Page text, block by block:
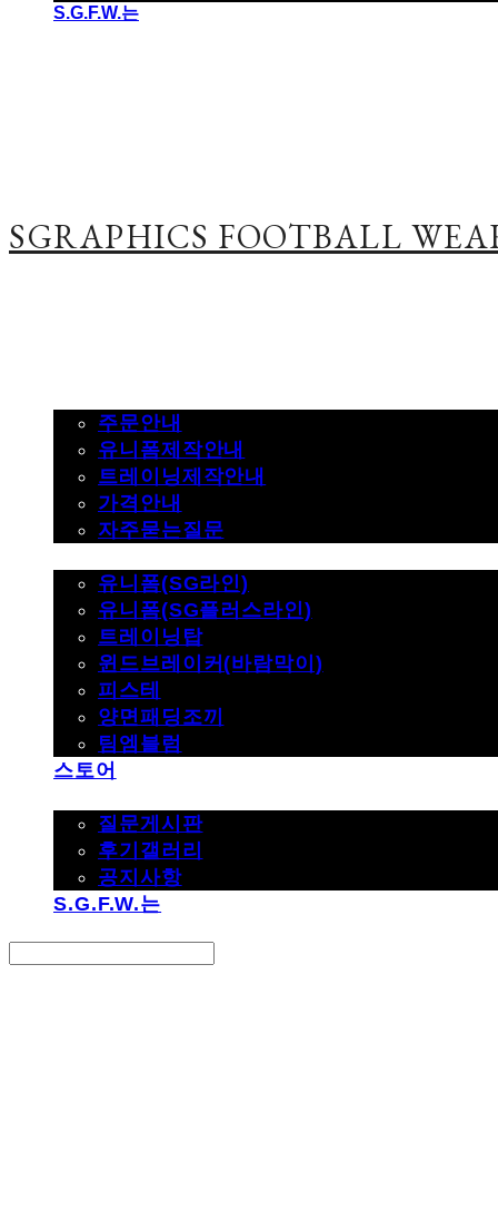
S.G.F.W.는
SGRAPHICS FOOTBALL
주문안내
유니폼제작안내
트레이닝제작안내
가격안내
자주묻는질문
유니폼(SG라인)
유니폼(SG플러스라인)
트레이닝탑
윈드브레이커(바람막이)
피스테
양면패딩조끼
팀엠블럼
스토어
질문게시판
후기갤러리
공지사항
S.G.F.W.는